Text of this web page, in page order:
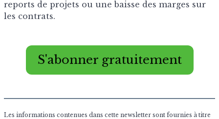
reports de projets ou une baisse des marges sur
les contrats.
S'abonner gratuitement
Les informations contenues dans cette newsletter sont fournies à titre